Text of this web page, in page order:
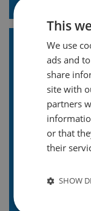
Blijf
en
This
We use
ads and
share
site with
partners
or that
their
SHOW